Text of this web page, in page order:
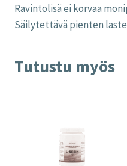
Ravintolisä ei korvaa
Säilytettävä pienten
Tutustu myös